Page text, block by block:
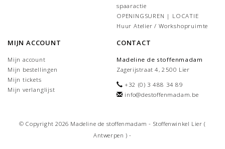
spaaractie
OPENINGSUREN | LOCATIE
Huur Atelier / Workshopruimte
MIJN ACCOUNT
Mijn account
Mijn bestellingen
Mijn tickets
Mijn verlanglijst
CONTACT
Madeline de stoffenmadam
Zagerijstraat 4, 2500 Lier
+32 (0) 3 488 34 89
info@destoffenmadam.be
© Copyright 2026 Madeline de stoffenmadam - Stoffenwinkel Lier (
Antwerpen ) -